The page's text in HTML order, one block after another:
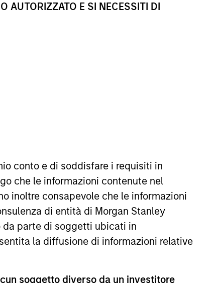
AUTORIZZATO E SI NECESSITI DI
conto e di soddisfare i requisiti in
che le informazioni contenute nel
inoltre consapevole che le informazioni
di entità di Morgan Stanley
da parte di soggetti ubicati in
la diffusione di informazioni relative
soggetto diverso da un investitore
delle oscillazioni valutarie. Tutti i dati di
e gli oneri relativi all’emissione e al rimborso